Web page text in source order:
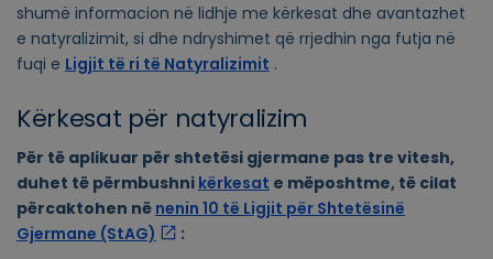
shumë informacion në lidhje me kërkesat dhe avantazhet
e natyralizimit, si dhe ndryshimet që rrjedhin nga futja në
fuqi e Ligjit të ri të Natyralizimit .
Kërkesat për natyralizim
Për të aplikuar për shtetësi gjermane pas tre vitesh,
duhet të përmbushni kërkesat e mëposhtme, të cilat
përcaktohen në nenin 10 të Ligjit për Shtetësinë
Gjermane (StAG)
: